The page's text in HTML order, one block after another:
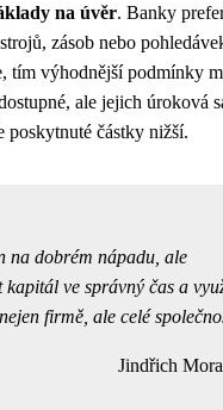
na úvěr. Banky
zásob nebo
tím výhodnější podmínky
ale jejich úroková
poskytnuté částky nižší.
na dobrém nápadu, ale
ve správný čas a
firmě, ale celé
Jindřich